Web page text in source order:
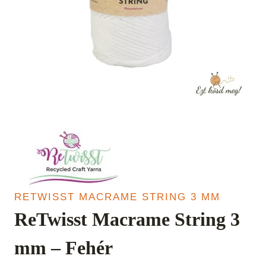
RETWISST MACRAME STRING 3 MM
ReTwisst Macrame String 3
mm – Fehér